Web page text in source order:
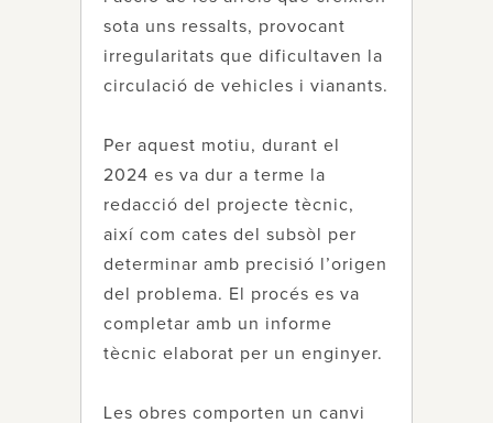
sota uns ressalts, provocant
irregularitats que dificultaven la
circulació de vehicles i vianants.
Per aquest motiu, durant el
2024 es va dur a terme la
redacció del projecte tècnic,
així com cates del subsòl per
determinar amb precisió l’origen
del problema. El procés es va
completar amb un informe
tècnic elaborat per un enginyer.
Les obres comporten un canvi